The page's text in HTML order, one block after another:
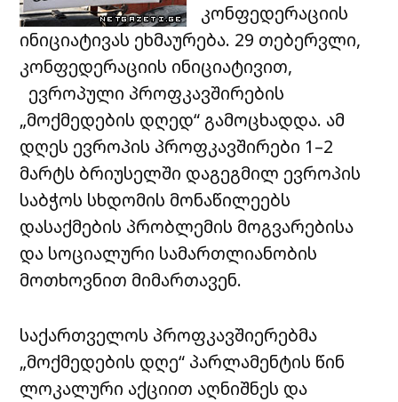
კონფედერაციის
ინიციატივას ეხმაურება. 29 თებერვლი,
კონფედერაციის ინიციატივით,
ევროპული პროფკავშირების
„მოქმედების დღედ“ გამოცხადდა. ამ
დღეს ევროპის პროფკავშირები 1–2
მარტს ბრიუსელში დაგეგმილ ევროპის
საბჭოს სხდომის მონაწილეებს
დასაქმების პრობლემის მოგვარებისა
და სოციალური სამართლიანობის
მოთხოვნით მიმართავენ.
საქართველოს პროფკავშიერებმა
„მოქმედების დღე“ პარლამენტის წინ
ლოკალური აქციით აღნიშნეს და